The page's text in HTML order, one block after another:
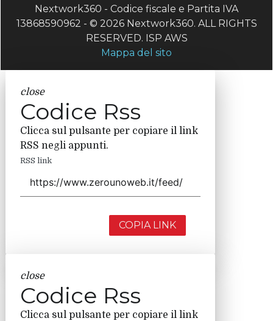
Nextwork360 - Codice fiscale e Partita IVA
13868590962 - © 2026 Nextwork360. ALL RIGHTS
RESERVED. ISP AWS
Mappa del sito
close
Codice Rss
Clicca sul pulsante per copiare il link
RSS negli appunti.
RSS link
COPIA LINK
close
Codice Rss
Clicca sul pulsante per copiare il link